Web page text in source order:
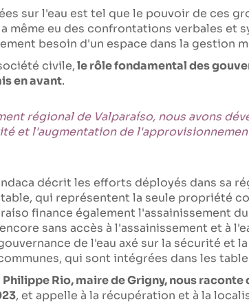
sur l'eau est tel que le pouvoir de ces
même eu des confrontations verbales
besoin d'un espace dans la gestion
civile,le rôle fondamental des
en avant.
régional de Valparaíso, nous avons
et l'augmentation de
décrit les efforts déployés dans sa
qui représentent la seule propriété
finance également l'assainissement
sans accès à l'assainissement et à
de l'eau axé sur la sécurité et
qui sont intégrées dans les
Philippe Rio, maire de Grigny, nous
, et appelle à la récupération et à la